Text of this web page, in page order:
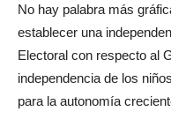
No hay palabra más
establecer una
Electoral con respecto al
independencia de los
para la autonomía